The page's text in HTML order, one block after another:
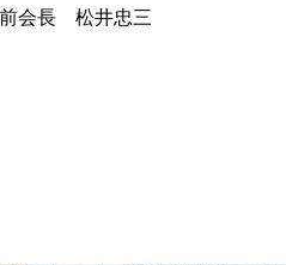
前会長 松井忠三